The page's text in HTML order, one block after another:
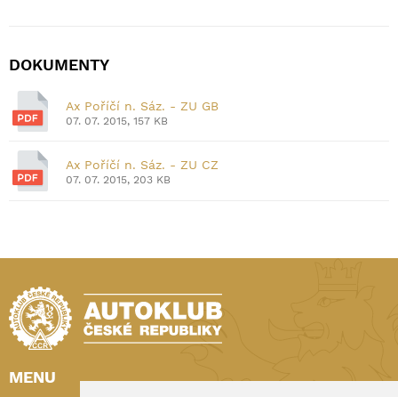
DOKUMENTY
Ax Poříčí n. Sáz. - ZU GB
07. 07. 2015, 157 KB
Ax Poříčí n. Sáz. - ZU CZ
07. 07. 2015, 203 KB
MENU